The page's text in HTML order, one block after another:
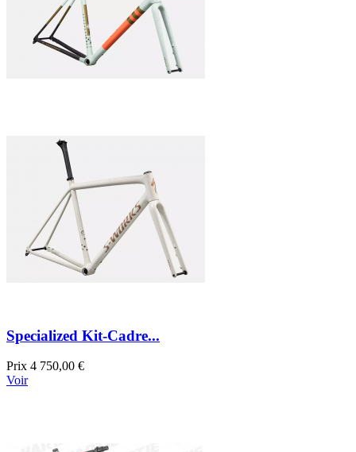
Specialized Kit-Cadre...
Prix 4 750,00 €
Voir